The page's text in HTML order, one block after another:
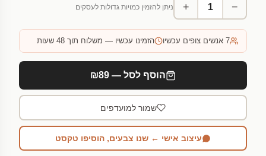
−
+ ניתן להזמין כמויות גדולות לעסקים
7 אנשים צופים עכשיו הזמינו עכשיו — משלוח תוך 48 שעות
הוסף לסל — ₪89
שמור למועדפים
עיצוב אישי ← שנו צבעים, הוסיפו טקסט